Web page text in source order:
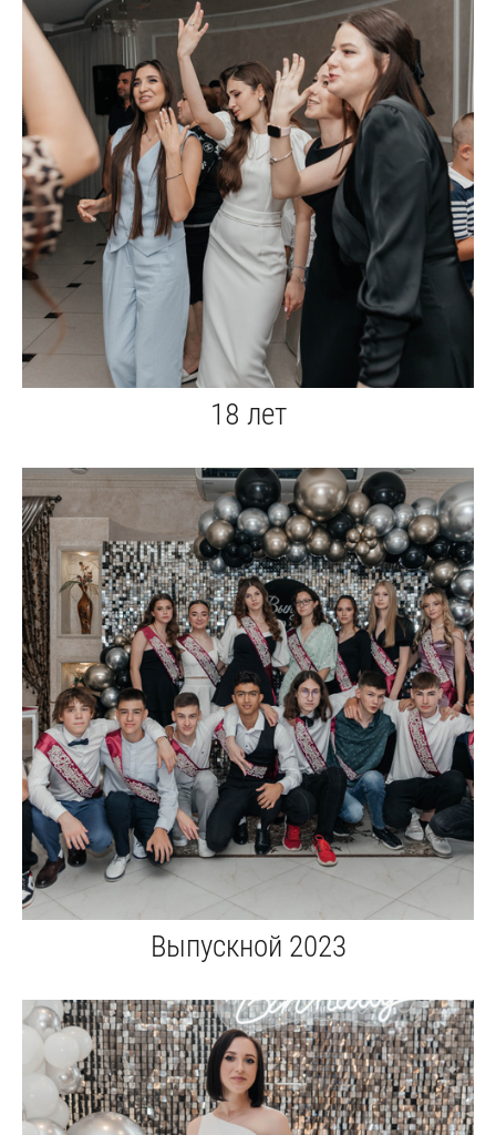
18 лет
Выпускной 2023